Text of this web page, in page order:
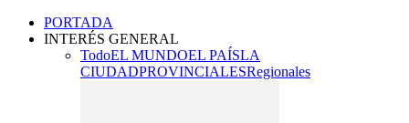
PORTADA
INTERÉS GENERAL
TodoEL MUNDOEL PAÍSLA
CIUDADPROVINCIALESRegionales